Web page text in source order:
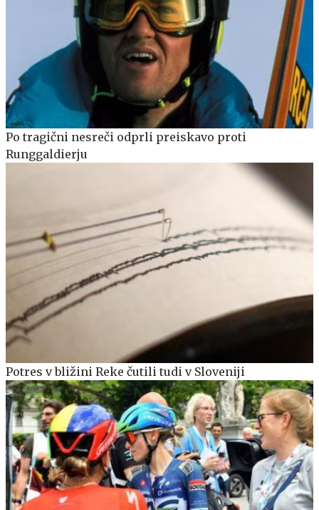
Po tragični nesreči odprli preiskavo proti
Runggaldierju
Potres v bližini Reke čutili tudi v Sloveniji